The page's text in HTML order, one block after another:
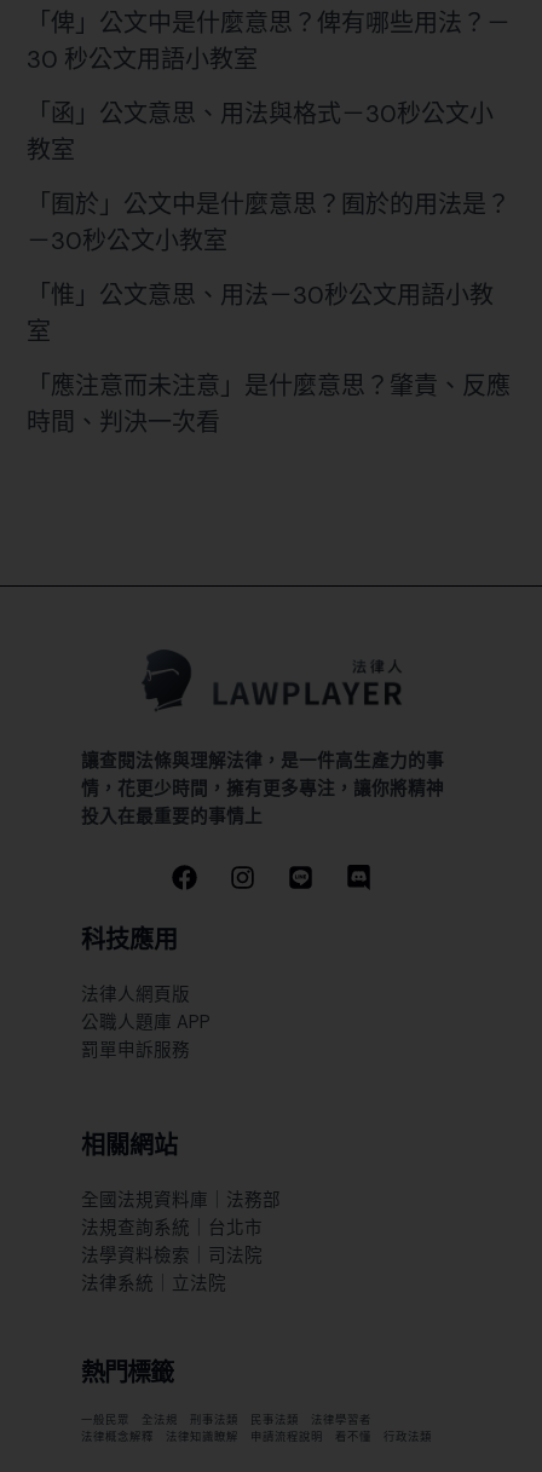
「俾」公文中是什麼意思？俾有哪些用法？－
30 秒公文用語小教室
「函」公文意思、用法與格式－30秒公文小
教室
「囿於」公文中是什麼意思？囿於的用法是？
－30秒公文小教室
「惟」公文意思、用法－30秒公文用語小教
室
「應注意而未注意」是什麼意思？肇責、反應
時間、判決一次看
讓查閱法條與理解法律，是一件高生產力的事
情，花更少時間，擁有更多專注，讓你將精神
投入在最重要的事情上
科技應用
法律人網頁版
公職人題庫 APP
罰單申訴服務
相關網站
全國法規資料庫｜法務部
法規查詢系統｜台北市
法學資料檢索｜司法院
法律系統｜立法院
熱門標籤
一般民眾 全法規 刑事法類 民事法類
法律學習者
法律概念解釋
法律知識瞭解 申請流程說明 看不懂 行政法類